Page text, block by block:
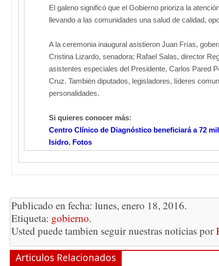
El galeno significó que el Gobierno prioriza la
llevando a las comunidades una salud de calidad,
A la ceremonia inaugural asistieron Juan Frías,
Cristina Lizardo, senadora; Rafael Salas, director
asistentes especiales del Presidente, Carlos Pared
Cruz. También diputados, legisladores, líderes
personalidades.
Si quieres conocer más:
Centro Clínico de Diagnóstico beneficiará a 72
Isidro. Fotos
Publicado en fecha: lunes, enero 18, 2016.
Etiqueta: gobierno.
Usted puede tambien seguir nuestras noticias por
Articulos Relacionados